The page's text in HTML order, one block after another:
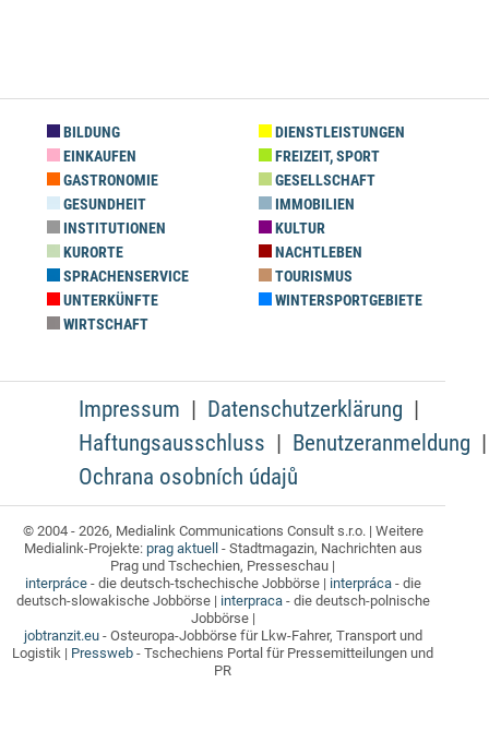
BILDUNG
DIENSTLEISTUNGEN
EINKAUFEN
FREIZEIT, SPORT
GASTRONOMIE
GESELLSCHAFT
GESUNDHEIT
IMMOBILIEN
INSTITUTIONEN
KULTUR
KURORTE
NACHTLEBEN
SPRACHENSERVICE
TOURISMUS
UNTERKÜNFTE
WINTERSPORTGEBIETE
WIRTSCHAFT
Impressum
Datenschutzerklärung
Haftungsausschluss
Benutzeranmeldung
Ochrana osobních údajů
© 2004 - 2026, Medialink Communications Consult s.r.o. | Weitere
Medialink-Projekte: prag aktuell - Stadtmagazin, Nachrichten aus
Prag und Tschechien, Presseschau |
interpráce- die deutsch-tschechische Jobbörse | interpráca- die
deutsch-slowakische Jobbörse | interpraca- die deutsch-polnische
Jobbörse |
jobtranzit.eu- Osteuropa-Jobbörse für Lkw-Fahrer, Transport und
Logistik | Pressweb - Tschechiens Portal für Pressemitteilungen und
PR